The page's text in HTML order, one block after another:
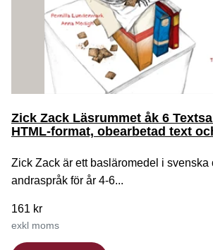
Zick Zack Läsrummet åk 6
HTML-format, obearbetad text
Zick Zack är ett basläromedel i svenska
andraspråk för år 4-6...
161 kr
exkl moms